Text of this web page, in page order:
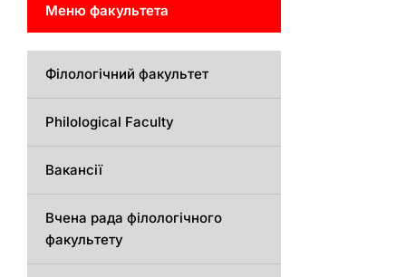
Меню факультета
Філологічний факультет
Philological Faculty
Вакансії
Вчена рада філологічного
факультету